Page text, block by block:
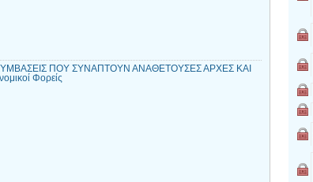
ΠΟΥ ΣΥΝΑΠΤΟΥΝ ΑΝΑΘΕΤΟΥΣΕΣ ΑΡΧΕΣ ΚΑΙ
Φορείς